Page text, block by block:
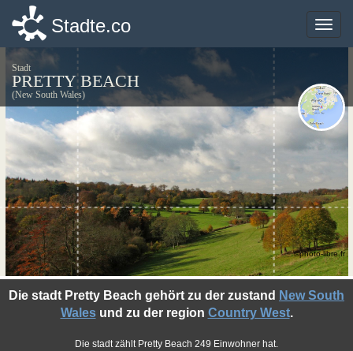
Toggle
Stadte.co
Stadt
PRETTY BEACH
(New South Wales)
Die stadt Pretty Beach gehört zu der zustand New South
Walesund zu der region Country West.
Die stadt zählt Pretty Beach 249 Einwohner hat.
©photo-libre.fr
Toggle
Stadte.co